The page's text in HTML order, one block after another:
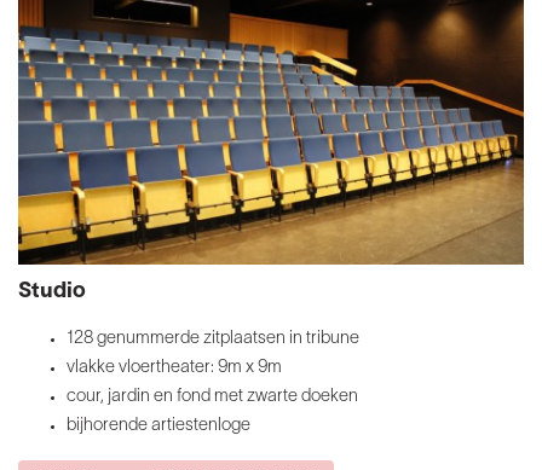
Studio
128 genummerde zitplaatsen in tribune
vlakke vloertheater: 9m x 9m
cour, jardin en fond met zwarte doeken
bijhorende artiestenloge